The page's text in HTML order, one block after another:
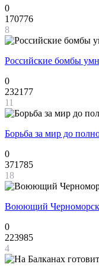
0
170776
8
Российские бомбы
0
232177
11
Борьба за мир до
0
371785
18
Воюющий
0
223985
4